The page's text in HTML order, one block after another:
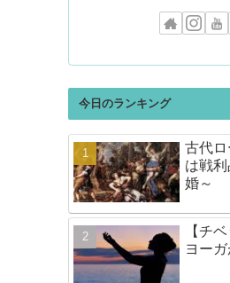
今日のランキング
古代
は戦
婚～
【チ
ヨー